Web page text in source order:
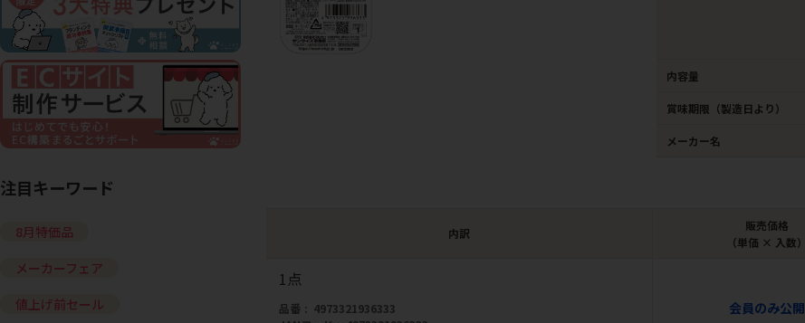
内容量
賞味期限（製造日より）
メーカー名
内訳
販売価格
（単価 × 入数）
1点
品番
4973321936333
会員のみ公開
注目キーワード
8月特価品
メーカーフェア
値上げ前セール